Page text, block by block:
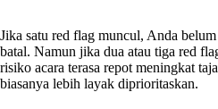
Jika satu red flag muncul, Anda
batal. Namun jika dua atau tiga red
risiko acara terasa repot meningkat
biasanya lebih layak diprioritaskan.